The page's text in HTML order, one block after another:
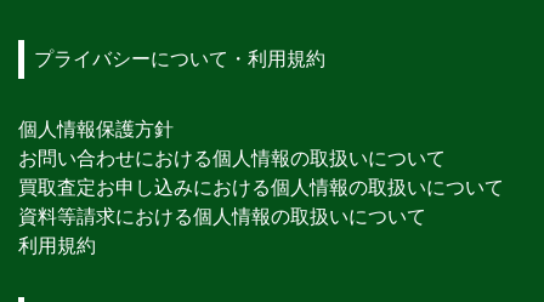
プライバシーについて・利用規約
個人情報保護方針
お問い合わせにおける個人情報の取扱いについて
買取査定お申し込みにおける個人情報の取扱いについて
資料等請求における個人情報の取扱いについて
利用規約